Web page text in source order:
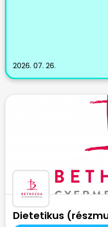
2026. 07. 26.
Dietetikus